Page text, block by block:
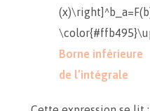
Borne inférieure
de l’intégrale